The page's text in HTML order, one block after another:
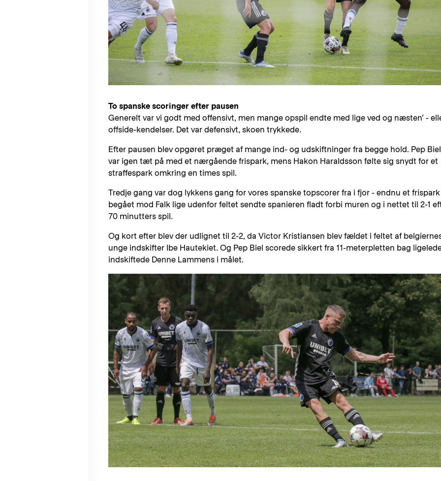
To spanske scoringer efter pausen
Generelt var vi godt med offensivt, men mange opspil endte med lige ved og næsten’ -
offside-kendelser. Det var defensivt, skoen trykkede.
Efter pausen blev opgøret præget af mange ind- og udskiftninger fra begge hold. Pep Biel
var igen tæt på med et nærgående frispark, mens Hakon Haraldsson følte sig snydt for et
straffespark omkring en times spil.
Tredje gang var dog lykkens gang for vores spanske topscorer fra i fjor - endnu et frispark
begået mod Falk lige udenfor feltet sendte spanieren fladt forbi muren og i nettet til 2-1
70 minutters spil.
Og kort efter blev der udlignet til 2-2, da Victor Kristiansen blev fældet i feltet af
unge indskifter Ibe Hautekiet. Og Pep Biel scorede sikkert fra 11-meterpletten bag
indskiftede Denne Lammens i målet.